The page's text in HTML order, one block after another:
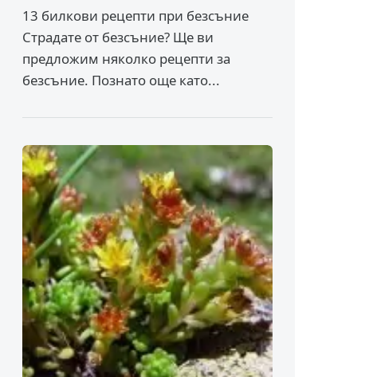
13 билкови рецепти при безсъние
Страдате от безсъние? Ще ви
предложим няколко рецепти за
безсъние. Познато още като...